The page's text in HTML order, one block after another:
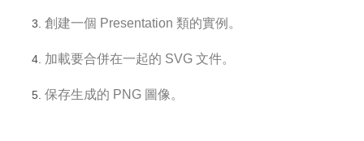
創建一個 Presentation 類的實例。
加載要合併在一起的 SVG 文件。
保存生成的 PNG 圖像。